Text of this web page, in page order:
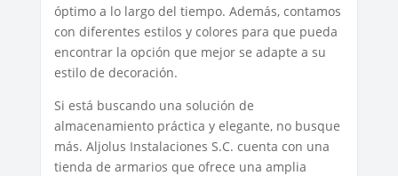
óptimo a lo largo del tiempo. Además, contamos
con diferentes estilos y colores para que pueda
encontrar la opción que mejor se adapte a su
estilo de decoración.
Si está buscando una solución de
almacenamiento práctica y elegante, no busque
más. Aljolus Instalaciones S.C. cuenta con una
tienda de armarios que ofrece una amplia